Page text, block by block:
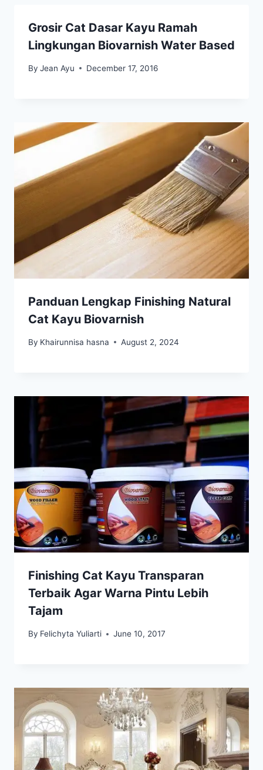
Grosir Cat Dasar Kayu Ramah
Lingkungan Biovarnish Water Based
By Jean Ayu December 17, 2016
Panduan Lengkap Finishing Natural
Cat Kayu Biovarnish
By Khairunnisa hasna August 2, 2024
Finishing Cat Kayu Transparan
Terbaik Agar Warna Pintu Lebih
Tajam
By Felichyta Yuliarti June 10, 2017